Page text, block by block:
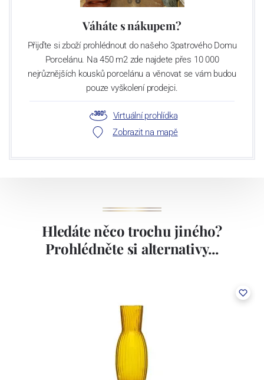
s novým majitelem - podnikatelem Luborem Cervou. V
současnosti světelská sklárna provozuje 5 tavících agregátů s
denní kapacitou utavení 145 tun skloviny, což představuje asi 55
milionů kusů strojně foukaných sklenic a odlivek a 11 milionu kusů
dárkových předmětů ročně. V uplynulých letech firma výrazně
investovala do moderních výrobních technologií, nyní provozuje tři
vysoce výkonné linky na výrobu nápojového skla s denní kapacitou
kolem 150 tisíc kusů výrobků. Linky jsou vybaveny
nejmodernějšími prohlížečkami, které zaručují stabilní a vysokou
kvalitu našich produktů.
Váháte s nákupem?
Přijďte si zboží prohlédnout do našeho 3patrového Domu
Porcelánu. Na 450 m2 zde najdete přes 10 000
nejrůznějších kousků porcelánu a věnovat se vám budou
pouze vyškolení prodejci.
Virtuální prohlídka
Zobrazit na mapě
Hledáte něco trochu jiného?
Prohlédněte si alternativy...